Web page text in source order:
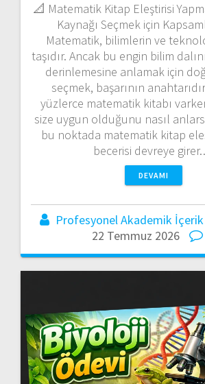
📐 Matematik Kitap Eleştirisi
Kaynağı Seçmek için
Matematik, bilimlerin ve
taşıdır. Ancak bu engin bilim
derinlemesine anlamak için
seçmek, başarının
yüzlerce matematik kitabı
size uygun olduğunu nasıl
bu noktada matematik kitap
becerisi devreye
DEVAMI
Profesyonel Akademik
22 Temmuz 2026